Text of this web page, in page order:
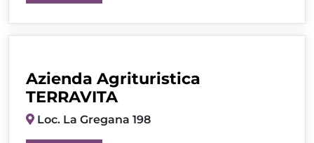
Azienda Agrituristica
TERRAVITA
Loc. La Gregana 198